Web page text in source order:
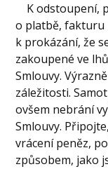
K odstoupení,
o platbě, fakturu
k prokázání, že
zakoupené ve
Smlouvy.
záležitosti.
ovšem nebrání
Smlouvy.
vrácení peněz,
způsobem, jako